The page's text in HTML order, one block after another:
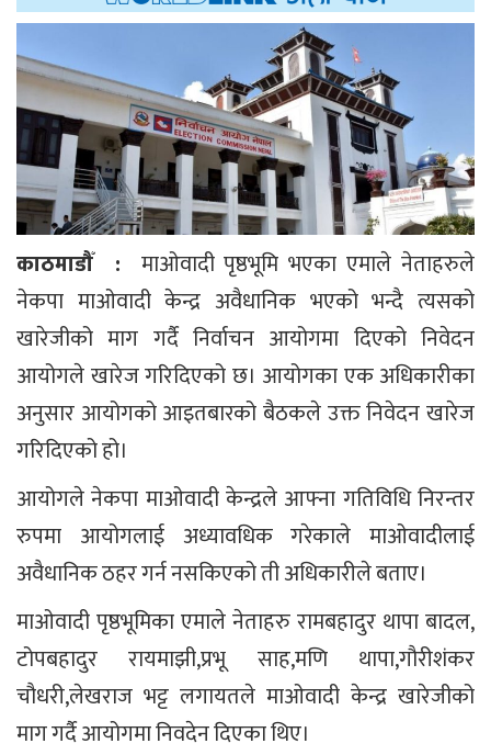
काठमाडौँ : माओवादी पृष्ठभूमि भएका एमाले नेताहरुले
नेकपा माओवादी केन्द्र अवैधानिक भएको भन्दै त्यसको
खारेजीको माग गर्दै निर्वाचन आयोगमा दिएको निवेदन
आयोगले खारेज गरिदिएको छ। आयोगका एक अधिकारीका
अनुसार आयोगको आइतबारको बैठकले उक्त निवेदन खारेज
गरिदिएको हो।
आयोगले नेकपा माओवादी केन्द्रले आफ्ना गतिविधि निरन्तर
रुपमा आयोगलाई अध्यावधिक गरेकाले माओवादीलाई
अवैधानिक ठहर गर्न नसकिएको ती अधिकारीले बताए।
माओवादी पृष्ठभूमिका एमाले नेताहरु रामबहादुर थापा बादल,
टोपबहादुर रायमाझी,प्रभू साह,मणि थापा,गौरीशंकर
चौधरी,लेखराज भट्ट लगायतले माओवादी केन्द्र खारेजीको
माग गर्दै आयोगमा निवदेन दिएका थिए।